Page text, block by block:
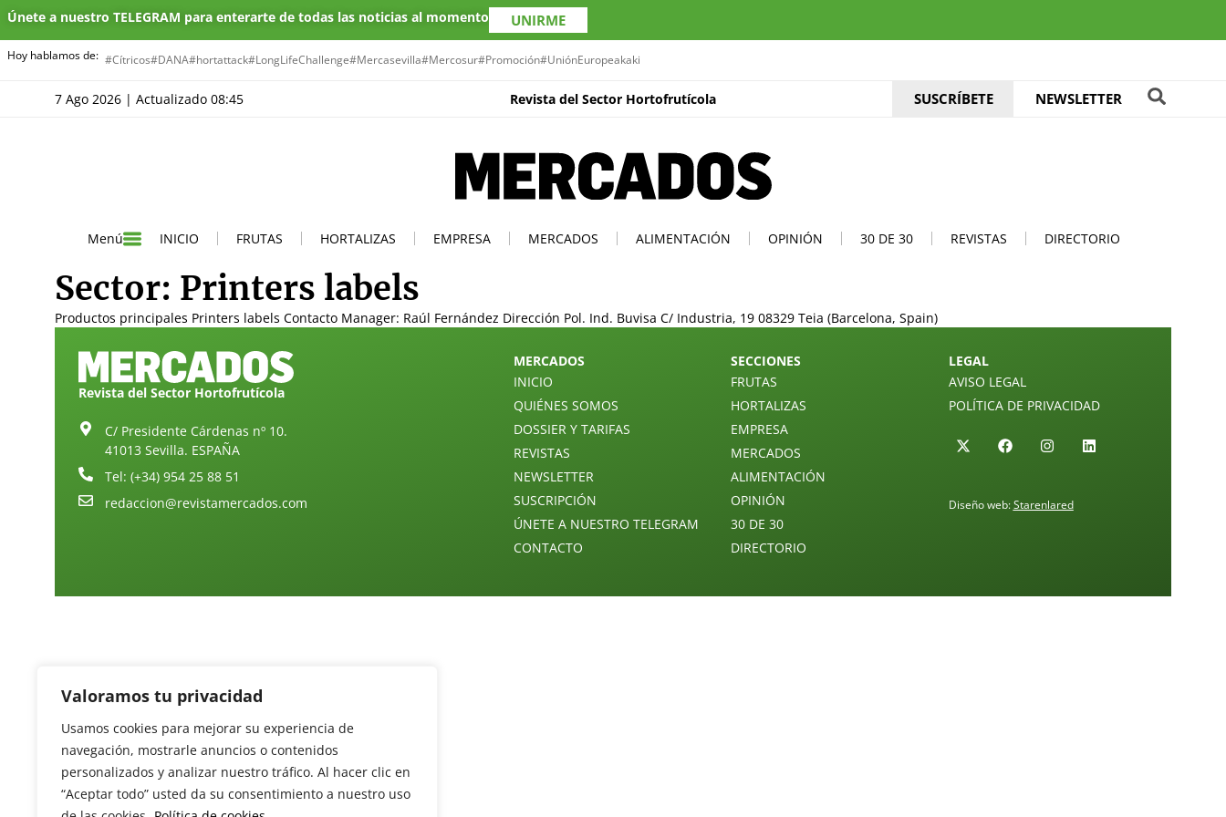
Valoramos tu privacidad
Usamos cookies para mejorar su experiencia de
navegación, mostrarle anuncios o contenidos
personalizados y analizar nuestro tráfico. Al hacer clic en
“Aceptar todo” usted da su consentimiento a nuestro uso
Únete a nuestro TELEGRAM para enterarte de todas las noticias al momento UNIRME
Hoy hablamos de: #Cítricos#DANA#hortattack#LongLifeChallenge#Mercasevilla#Mercosur#Promoción#UniónEuropeakaki
7 Ago 2026 | Actualizado 08:45 Revista del Sector Hortofrutícola SUSCRÍBETE NEWSLETTER
Menú INICIO FRUTAS HORTALIZAS EMPRESA MERCADOS ALIMENTACIÓN OPINIÓN 30 DE 30 REVISTAS DIRECTORIO
Sector: Printers labels
Productos principales Printers labels Contacto Manager: Raúl Fernández Dirección Pol. Ind. Buvisa C/ Industria, 19 08329 Teia (Barcelona, Spain)
Revista del Sector Hortofrutícola
C/ Presidente Cárdenas nº 10.
41013 Sevilla. ESPAÑA
Tel: (+34) 954 25 88 51
redaccion@revistamercados.com
MERCADOS
INICIO
QUIÉNES SOMOS
DOSSIER Y TARIFAS
REVISTAS
NEWSLETTER
SUSCRIPCIÓN
ÚNETE A NUESTRO TELEGRAM
CONTACTO
SECCIONES
FRUTAS
HORTALIZAS
EMPRESA
MERCADOS
ALIMENTACIÓN
OPINIÓN
30 DE 30
DIRECTORIO
LEGAL
AVISO LEGAL
POLÍTICA DE PRIVACIDAD
Diseño web:Starenlared